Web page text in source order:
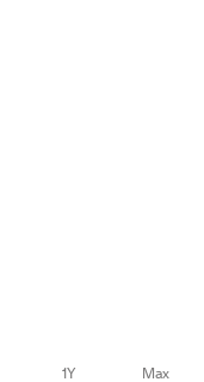
1Y Max